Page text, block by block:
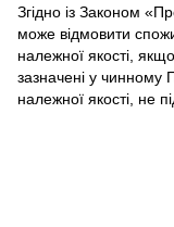
Згідно із Законом
може відмовити
належної якості,
зазначені у чинному
належної якості, не